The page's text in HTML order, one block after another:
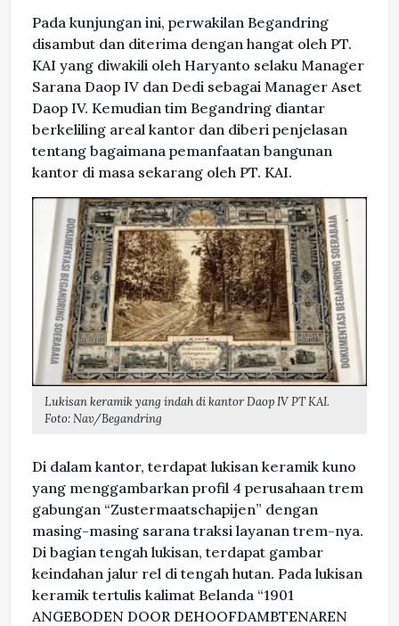
Pada kunjungan ini, perwakilan Begandring
disambut dan diterima dengan hangat oleh PT.
KAI yang diwakili oleh Haryanto selaku Manager
Sarana Daop IV dan Dedi sebagai Manager Aset
Daop IV. Kemudian tim Begandring diantar
berkeliling areal kantor dan diberi penjelasan
tentang bagaimana pemanfaatan bangunan
kantor di masa sekarang oleh PT. KAI.
Lukisan keramik yang indah di kantor Daop IV PT KAI.
Foto: Nav/Begandring
Di dalam kantor, terdapat lukisan keramik kuno
yang menggambarkan profil 4 perusahaan trem
gabungan “Zustermaatschapijen” dengan
masing-masing sarana traksi layanan trem-nya.
Di bagian tengah lukisan, terdapat gambar
keindahan jalur rel di tengah hutan. Pada lukisan
keramik tertulis kalimat Belanda “1901
ANGEBODEN DOOR DEHOOFDAMBTENAREN